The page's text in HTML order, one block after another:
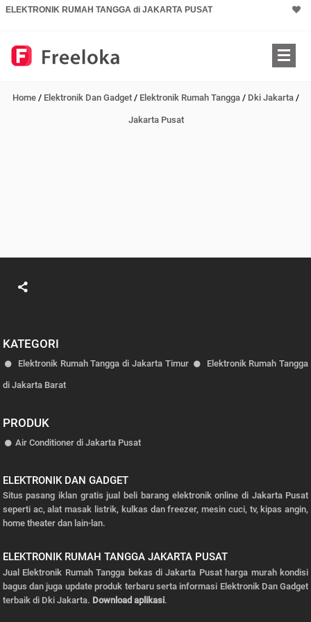
ELEKTRONIK RUMAH TANGGA di JAKARTA PUSAT
Home / Elektronik Dan Gadget / Elektronik Rumah Tangga / Dki Jakarta /
Jakarta Pusat
KATEGORI
Elektronik Rumah Tangga di Jakarta Timur Elektronik Rumah Tangga
di Jakarta Barat
PRODUK
Air Conditioner di Jakarta Pusat
ELEKTRONIK DAN GADGET
Situs pasang iklan gratis jual beli barang elektronik online di Jakarta Pusat
seperti ac, alat masak listrik, kulkas dan freezer, mesin cuci, tv, kipas angin,
home theater dan lain-lan.
ELEKTRONIK RUMAH TANGGA JAKARTA PUSAT
Jual Elektronik Rumah Tangga bekas di Jakarta Pusat harga murah kondisi
bagus dan juga update produk terbaru serta informasi Elektronik Dan Gadget
terbaik di Dki Jakarta. Download aplikasi.